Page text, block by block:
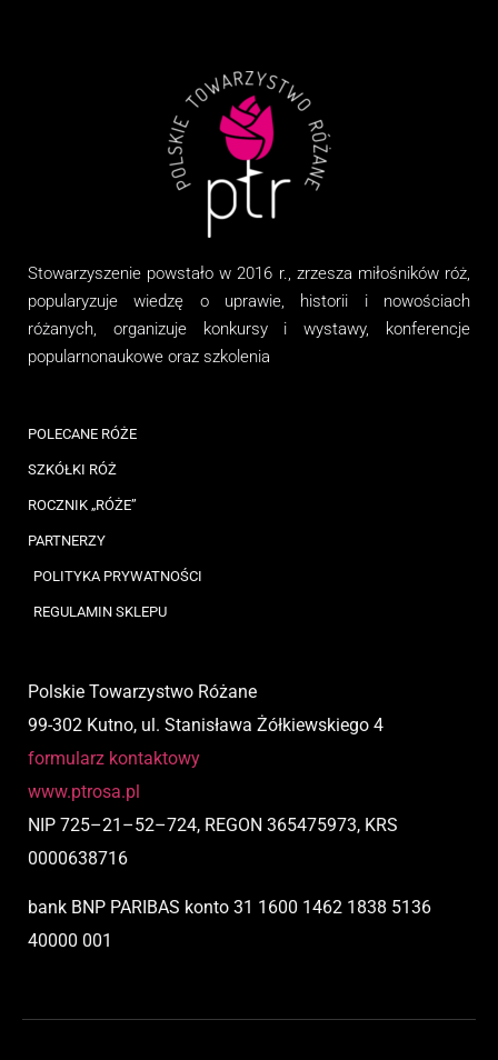
Stowarzyszenie powstało w 2016 r., zrzesza miłośników róż,
popularyzuje wiedzę o uprawie, historii i nowościach
różanych, organizujekonkursy i wystawy, konferencje
popularnonaukowe oraz szkolenia
POLECANE RÓŻE
SZKÓŁKI RÓŻ
ROCZNIK „RÓŻE”
PARTNERZY
POLITYKA PRYWATNOŚCI
REGULAMIN SKLEPU
Polskie Towarzystwo Różane
99-302 Kutno, ul. Stanisława Żółkiewskiego 4
formularz kontaktowy
www.ptrosa.pl
NIP 725–21 –52–724, REGON 365475973, KRS
0000638716
bank BNP PARIBAS konto 31 1600 1462 1838 5136
40000 001